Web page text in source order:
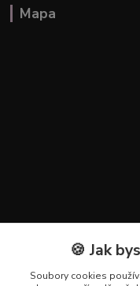
Mapa
Kontakty🍪 Jak
Soubory cookies